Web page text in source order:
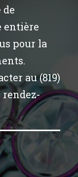
entière
pour la
au (819)
rendez-